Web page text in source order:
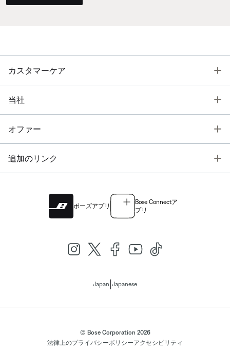
カスタマーケア
当社
オファー
追加のリンク
ボーズアプリ
Bose Connectア
プリ
Japan Japanese
© Bose Corporation 2026
法律上のプライバシーポリシーアクセシビリティ